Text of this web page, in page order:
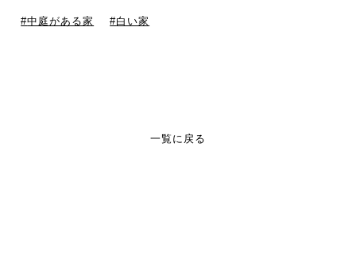
中庭がある家 白い家
一覧に戻る